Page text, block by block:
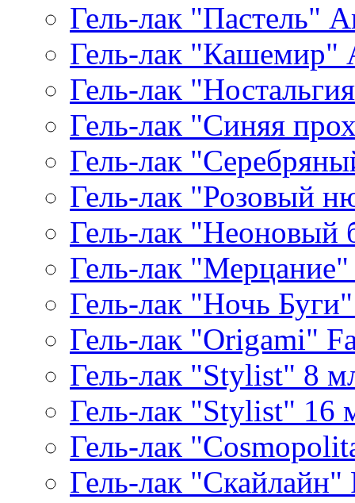
Гель-лак "Пастель"
Гель-лак "Кашемир"
Гель-лак
Гель-лак "Синяя
Гель-лак
Гель-лак "Розовый
Гель-лак "Неоновый
Гель-лак
Гель-лак "Ночь
Гель-лак "Origami"
Гель-лак "Stylist" 8
Гель-лак "Stylist" 16
Гель-лак
Гель-лак "Скайлайн"